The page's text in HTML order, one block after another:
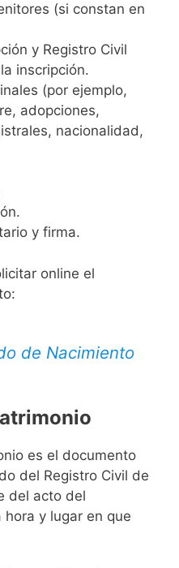
(si constan en
y Registro Civil
inscripción.
(por ejemplo,
adopciones,
nacionalidad,
y firma.
online el
de Nacimiento
es el documento
del Registro Civil de
del acto del
y lugar en que